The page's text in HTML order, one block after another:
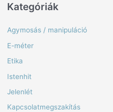
Kategóriák
Agymosás / manipuláció
E-méter
Etika
Istenhit
Jelenlét
Kapcsolatmegszakítás